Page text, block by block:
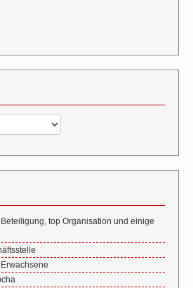
top Organisation und einige